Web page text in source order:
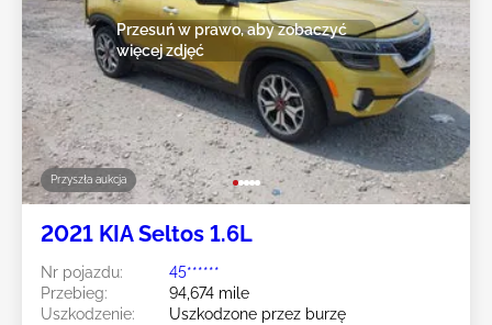
Przyszła aukcja
Przesuń w prawo, aby zobaczyć
więcej zdjęć
2021 KIA Seltos 1.6L
Nr pojazdu:
45******
Przebieg:
94,674 mile
Uszkodzenie:
Uszkodzone przez burzę